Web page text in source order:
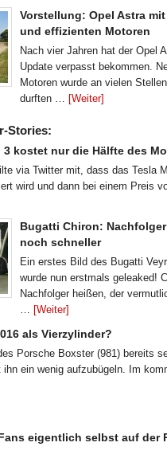
Vorstellung: Opel Astra
und effizienten Motoren
Nach vier Jahren hat der Opel
Update verpasst bekommen.
Motoren wurde an vielen
durften … [Weiter]
Stories:
kostet nur die Hälfte des
via Twitter mit, dass das Tesla
wird und dann bei einem Preis
Bugatti Chiron:
noch schneller
Ein erstes Bild des Bugatti
wurde nun erstmals geleaked!
Nachfolger heißen, der
… [Weiter]
als Vierzylinder?
Porsche Boxster (981) bereits
ein wenig aufzubügeln. Im
eigentlich selbst auf der